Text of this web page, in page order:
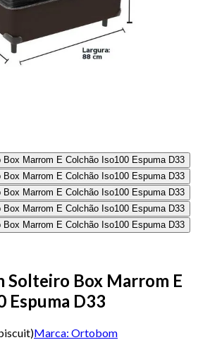
Solteiro Box Marrom E
Espuma D33
)Marca: Ortobom